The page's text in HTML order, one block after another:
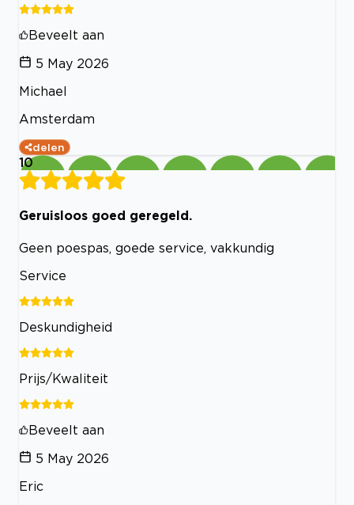
Beveelt aan
5 May 2026
Michael
Amsterdam
delen
10
Geruisloos goed geregeld.
Geen poespas, goede service, vakkundig
Service
Deskundigheid
Prijs/Kwaliteit
Beveelt aan
5 May 2026
Eric